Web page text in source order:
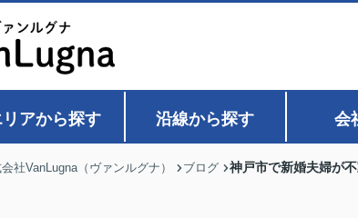
リアから探す 沿線から探す 会
社VanLugna（ヴァンルグナ） ブログ 神戸市で新婚夫婦が